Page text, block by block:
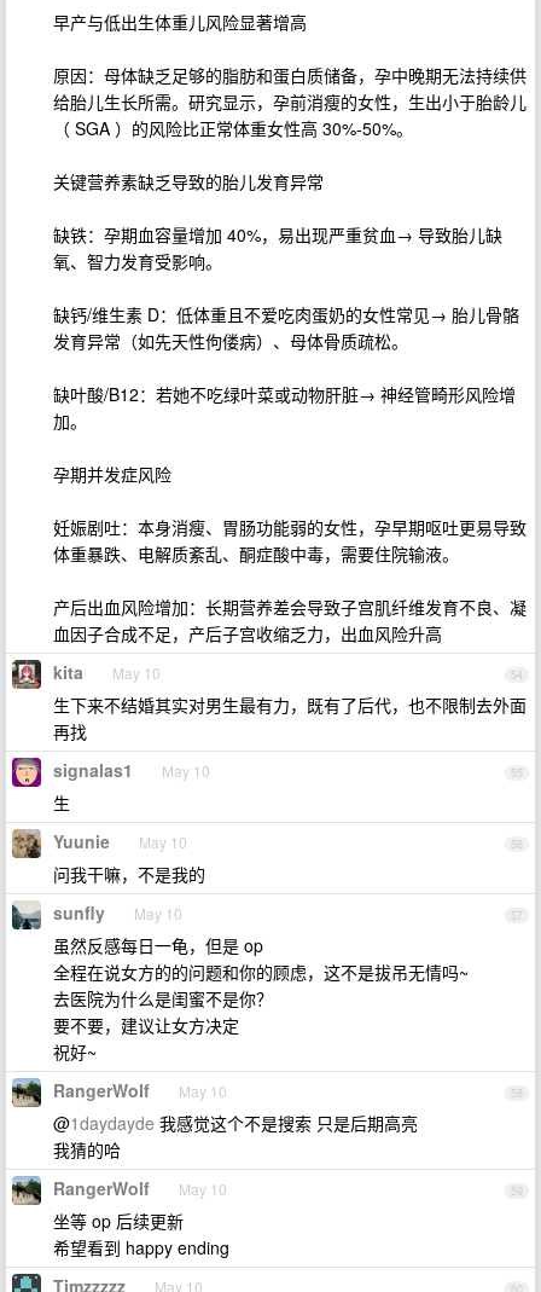
早产与低出生体重儿风险显著增高
原因：母体缺乏足够的脂肪和蛋白质储备，孕中晚期无法持续供
给胎儿生长所需。研究显示，孕前消瘦的女性，生出小于胎龄儿
（ SGA ）的风险比正常体重女性高 30%-50%。
关键营养素缺乏导致的胎儿发育异常
缺铁：孕期血容量增加 40%，易出现严重贫血→ 导致胎儿缺
氧、智力发育受影响。
缺钙/维生素 D：低体重且不爱吃肉蛋奶的女性常见→ 胎儿骨骼
发育异常（如先天性佝偻病）、母体骨质疏松。
缺叶酸/B12：若她不吃绿叶菜或动物肝脏→ 神经管畸形风险增
加。
孕期并发症风险
妊娠剧吐：本身消瘦、胃肠功能弱的女性，孕早期呕吐更易导致
体重暴跌、电解质紊乱、酮症酸中毒，需要住院输液。
产后出血风险增加：长期营养差会导致子宫肌纤维发育不良、凝
血因子合成不足，产后子宫收缩乏力，出血风险升高
54
kita May 10
生下来不结婚其实对男生最有力，既有了后代，也不限制去外面
再找
55
signalas1 May 10
生
56
Yuunie May 10
问我干嘛，不是我的
57
sunfly May 10
虽然反感每日一龟，但是 op
全程在说女方的的问题和你的顾虑，这不是拔吊无情吗~
去医院为什么是闺蜜不是你？
要不要，建议让女方决定
祝好~
58
RangerWolf May 10
@1daydayde 我感觉这个不是搜索 只是后期高亮
我猜的哈
59
RangerWolf May 10
坐等 op 后续更新
希望看到 happy ending
Timzzzzz May 10